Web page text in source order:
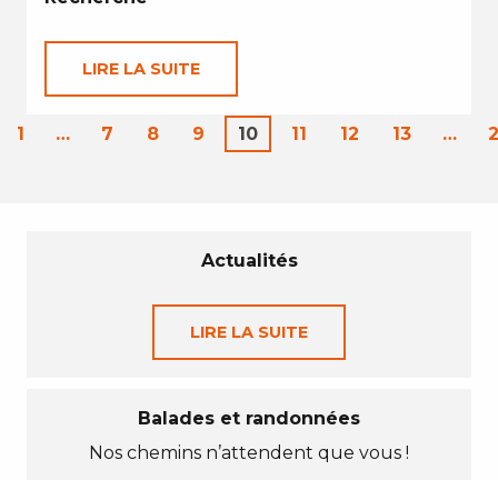
LIRE LA SUITE
1 … 7 8 9 10 11 12 13 …
Actualités
LIRE LA SUITE
Balades et randonnées
Nos chemins n’attendent que vous !